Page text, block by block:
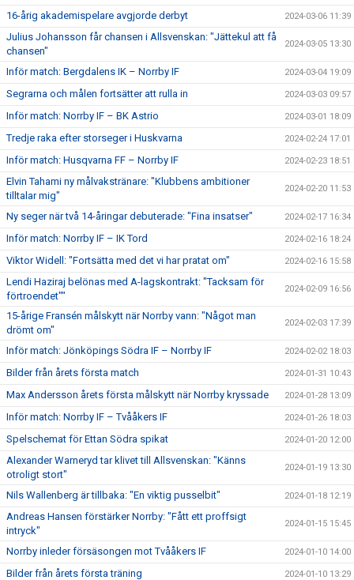
16-årig akademispelare avgjorde derbyt 2024-03-06 11:39
Julius Johansson får chansen i Allsvenskan: "Jättekul att få
chansen"
2024-03-05 13:30
Inför match: Bergdalens IK – Norrby IF 2024-03-04 19:09
Segrarna och målen fortsätter att rulla in 2024-03-03 09:57
Inför match: Norrby IF – BK Astrio 2024-03-01 18:09
Tredje raka efter storseger i Huskvarna 2024-02-24 17:01
Inför match: Husqvarna FF – Norrby IF 2024-02-23 18:51
Elvin Tahami ny målvakstränare: "Klubbens ambitioner
tilltalar mig"
2024-02-20 11:53
Ny seger när två 14-åringar debuterade: "Fina insatser" 2024-02-17 16:34
Inför match: Norrby IF – IK Tord 2024-02-16 18:24
Viktor Widell: "Fortsätta med det vi har pratat om" 2024-02-16 15:58
Lendi Haziraj belönas med A-lagskontrakt: "Tacksam för
förtroendet""
2024-02-09 16:56
15-årige Fransén målskytt när Norrby vann: "Något man
drömt om"
2024-02-03 17:39
Inför match: Jönköpings Södra IF – Norrby IF 2024-02-02 18:03
Bilder från årets första match 2024-01-31 10:43
Max Andersson årets första målskytt när Norrby kryssade 2024-01-28 13:09
Inför match: Norrby IF – Tvååkers IF 2024-01-26 18:03
Spelschemat för Ettan Södra spikat 2024-01-20 12:00
Alexander Warneryd tar klivet till Allsvenskan: "Känns
otroligt stort"
2024-01-19 13:30
Nils Wallenberg är tillbaka: "En viktig pusselbit" 2024-01-18 12:19
Andreas Hansen förstärker Norrby: "Fått ett proffsigt
intryck"
2024-01-15 15:45
Norrby inleder försäsongen mot Tvååkers IF 2024-01-10 14:00
Bilder från årets första träning 2024-01-10 13:29